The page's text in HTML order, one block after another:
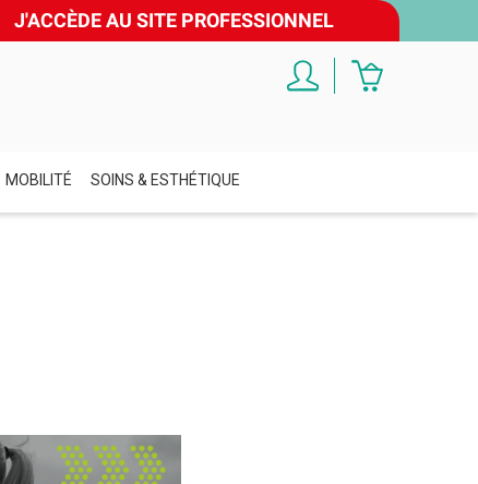
J'ACCÈDE AU SITE PROFESSIONNEL
MOBILITÉ SOINS & ESTHÉTIQUE